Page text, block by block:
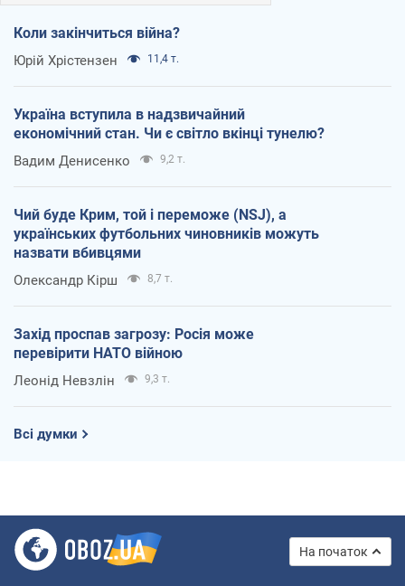
Коли закінчиться війна?
Юрій Хрістензен 11,4 т.
Україна вступила в надзвичайний
економічний стан. Чи є світло вкінці тунелю?
Вадим Денисенко 9,2 т.
Чий буде Крим, той і переможе (NSJ), а
українських футбольних чиновників можуть
назвати вбивцями
Олександр Кірш 8,7 т.
Захід проспав загрозу: Росія може
перевірити НАТО війною
Леонід Невзлін 9,3 т.
Всі думки
На початок